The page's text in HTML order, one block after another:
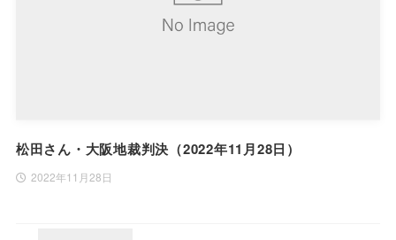
松田さん・大阪地裁判決（2022年11月28日）
2022年11月28日